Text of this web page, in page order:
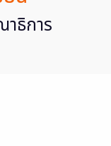
ธิการ